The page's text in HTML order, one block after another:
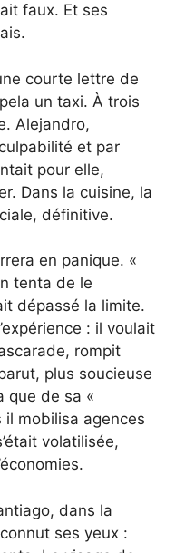
faux. Et ses
courte lettre de
un taxi. À trois
Alejandro,
et par
pour elle,
Dans la cuisine, la
définitive.
en panique. «
tenta de le
dépassé la limite.
: il voulait
rompit
plus soucieuse
que de sa «
il mobilisa agences
volatilisée,
dans la
ses yeux :